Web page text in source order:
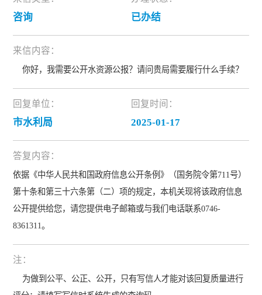
咨询 已办结
来信内容：
你好，我需要公开水资源公报？请问贵局需要履行什么手续？
回复单位：
市水利局
回复时间：
2025-01-17
答复内容：
依据《中华人民共和国政府信息公开条例》（国务院令第711号）
第十条和第三十六条第（二）项的规定，本机关现将该政府信息
公开提供给您，请您提供电子邮箱或与我们电话联系0746-
8361311。
注：
为做到公平、公正、公开，只有写信人才能对该回复质量进行